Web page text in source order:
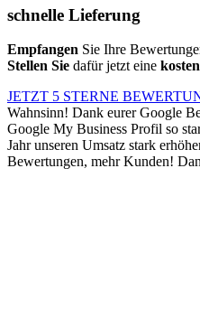
schnelle Lieferung
Empfangen Sie Ihre
Stellen Sie dafür jetzt eine
JETZT 5 STERNE
Wahnsinn! Dank eurer Google
Google My Business Profil so
Jahr unseren Umsatz stark
Bewertungen, mehr Kunden!